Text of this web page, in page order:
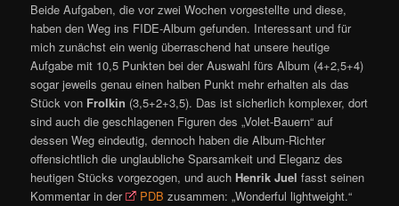
Beide Aufgaben, die vor zwei Wochen vorgestellte und diese,
haben den Weg ins FIDE-Album gefunden. Interessant und für
mich zunächst ein wenig überraschend hat unsere heutige
Aufgabe mit 10,5 Punkten bei der Auswahl fürs Album (4+2,5+4)
sogar jeweils genau einen halben Punkt mehr erhalten als das
Stück von Frolkin (3,5+2+3,5). Das ist sicherlich komplexer, dort
sind auch die geschlagenen Figuren des „Volet-Bauern“ auf
dessen Weg eindeutig, dennoch haben die Album-Richter
offensichtlich die unglaubliche Sparsamkeit und Eleganz des
heutigen Stücks vorgezogen, und auch Henrik Juel fasst seinen
Kommentar in der
PDB zusammen: „Wonderful lightweight.“